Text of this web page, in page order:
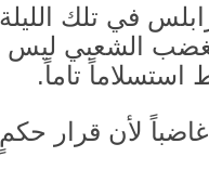
في تلك
الشعبي ليس
استسلاماً تاماً.
لأن قرار